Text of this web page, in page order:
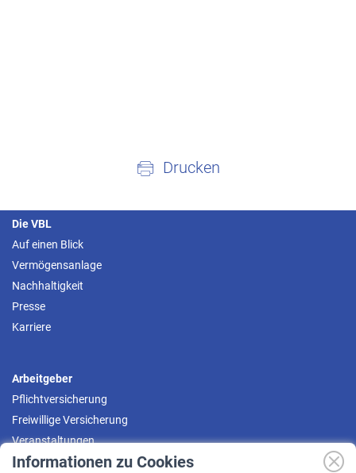
Informationen zu Cookies
Drucken
Die VBL
Auf einen Blick
Vermögensanlage
Nachhaltigkeit
Presse
Karriere
Arbeitgeber
Pflichtversicherung
Freiwillige Versicherung
Veranstaltungen